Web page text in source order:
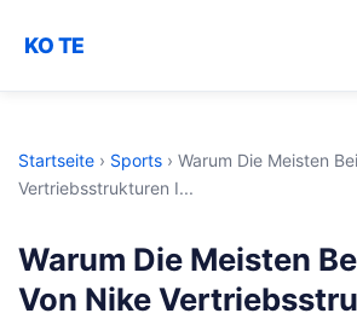
KO TE
Startseite › Sports › Warum Die Meisten
Vertriebsstrukturen I...
Warum Die Meisten
Von Nike